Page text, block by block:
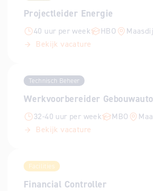
Projectleider Energie
40 uur per week HBO
Bekijk vacature
Technisch Beheer
Werkvoorbereider
32-40 uur per week MBO
Bekijk vacature
Facilities
Financial Controller